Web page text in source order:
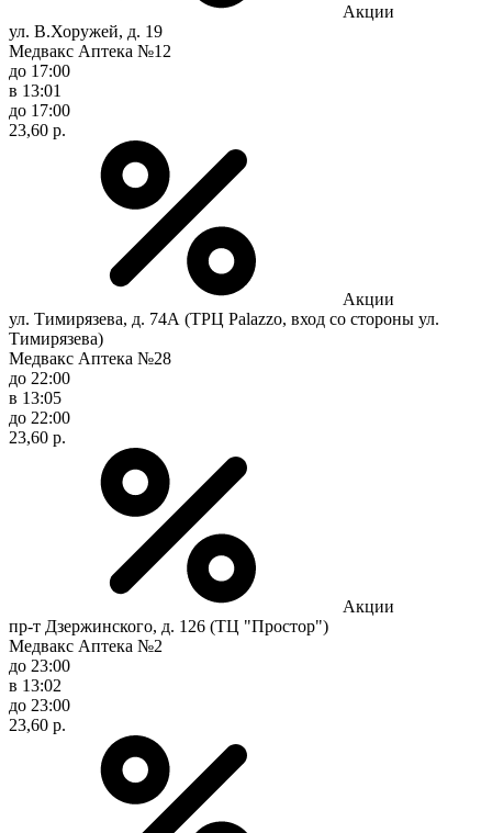
Акции
ул. В.Хоружей, д. 19
Медвакс Аптека №12
до 17:00
в 13:01
до 17:00
23,60 р.
Акции
ул. Тимирязева, д. 74А (ТРЦ Palazzo, вход со стороны ул.
Тимирязева)
Медвакс Аптека №28
до 22:00
в 13:05
до 22:00
23,60 р.
Акции
пр-т Дзержинского, д. 126 (ТЦ "Простор")
Медвакс Аптека №2
до 23:00
в 13:02
до 23:00
23,60 р.